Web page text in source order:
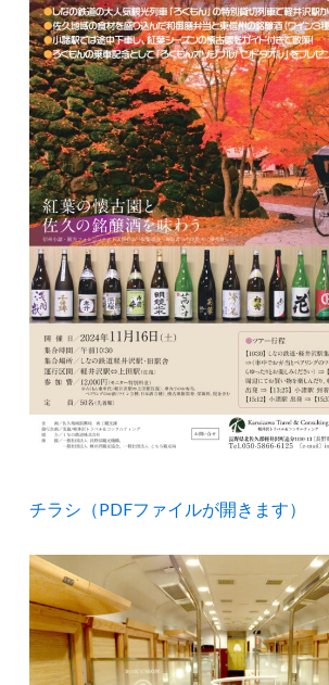
チラシ（PDFファイルが開きます）